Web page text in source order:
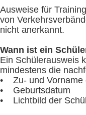
Ausweise für
von
nicht anerkannt.
Wann ist ein
Ein Schülerausweis
mindestens die
• Zu- und Vorname
• Geburtsdatum
• Lichtbild der